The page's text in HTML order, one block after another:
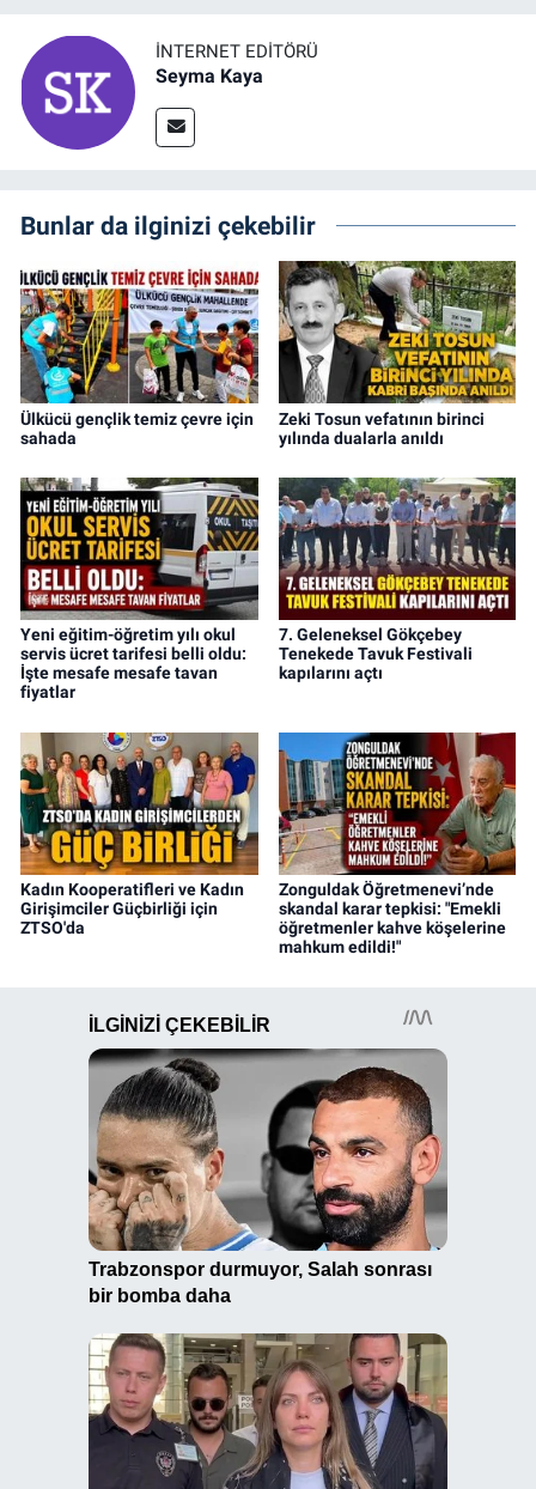
İNTERNET EDITÖRÜ
Seyma Kaya
Bunlar da ilginizi çekebilir
Ülkücü gençlik temiz çevre için
sahada
Zeki Tosun vefatının birinci
yılında dualarla anıldı
Yeni eğitim-öğretim yılı okul
servis ücret tarifesi belli oldu:
İşte mesafe mesafe tavan
fiyatlar
7. Geleneksel Gökçebey
Tenekede Tavuk Festivali
kapılarını açtı
Kadın Kooperatifleri ve Kadın
Girişimciler Güçbirliği için
ZTSO'da
Zonguldak Öğretmenevi’nde
skandal karar tepkisi: "Emekli
öğretmenler kahve köşelerine
mahkum edildi!"